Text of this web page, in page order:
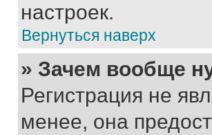
настроек.
Вернуться наверх
» Зачем вообще
Регистрация не
менее, она